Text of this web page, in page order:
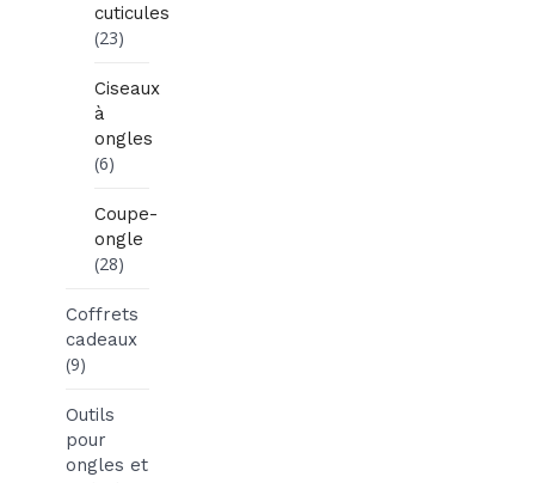
cuticules
(23)
Ciseaux
à
ongles
(6)
Coupe-
ongle
(28)
Coffrets
cadeaux
(9)
Outils
pour
ongles et